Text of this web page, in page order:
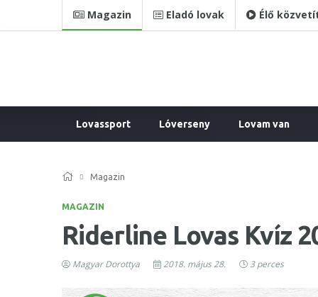
Magazin Eladó lovak Élő
Lovassport Lóverseny Lovam van
Magazin
MAGAZIN
Riderline Lovas Kvíz
Magyar Dorottya 2018. május 28. 3 perces